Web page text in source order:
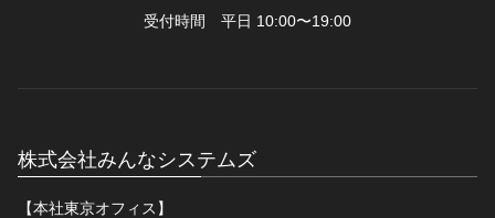
受付時間 平日 10:00〜19:00
株式会社みんなシステムズ
【本社東京オフィス】